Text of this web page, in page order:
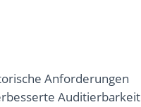
Anforderungen
Auditierbarkeit